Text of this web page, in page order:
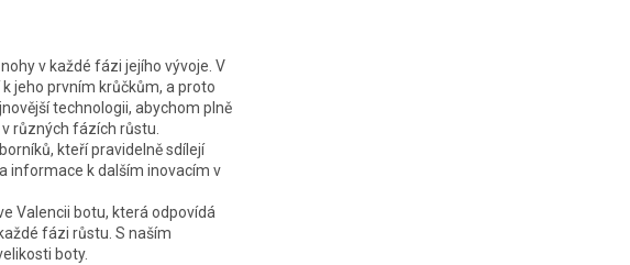
v každé fázi jejího vývoje. V
jeho prvním krůčkům, a proto
technologii, abychom plně
různých fázích růstu.
kteří pravidelně sdílejí
informace k dalším inovacím v
Valencii botu, která odpovídá
fázi růstu. S naším
boty.